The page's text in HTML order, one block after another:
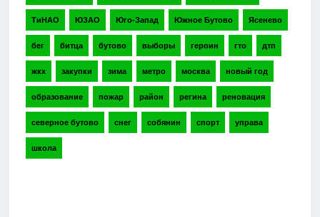
ТиНАО ЮЗАО Юго-Запад Южное Бутово Ясенево
бег битца бутово выборы героин гто дтп
жкх закупки зима метро москва новый год
образование пожар район регина реновация
северное бутово снег собянин спорт управа
школа